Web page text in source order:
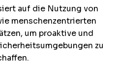
auf die Nutzung von
menschenzentrierten
um proaktive und
zu